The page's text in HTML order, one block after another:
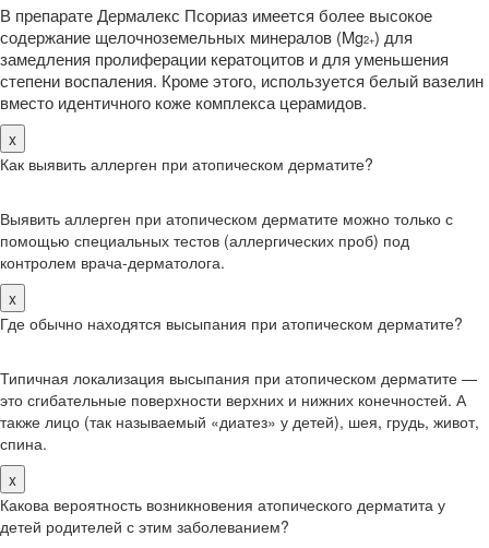
В препарате Дермалекс Псориаз имеется более высокое
содержание щелочноземельных минералов (Mg2+) для
замедления пролиферации кератоцитов и для уменьшения
степени воспаления. Кроме этого, используется белый вазелин
вместо идентичного коже комплекса церамидов.
x
Как выявить аллерген при атопическом дерматите?
Выявить аллерген при атопическом дерматите можно только с
помощью специальных тестов (аллергических проб) под
контролем врача-дерматолога.
x
Где обычно находятся высыпания при атопическом дерматите?
Типичная локализация высыпания при атопическом дерматите —
это сгибательные поверхности верхних и нижних конечностей. А
также лицо (так называемый «диатез» у детей), шея, грудь, живот,
спина.
x
Какова вероятность возникновения атопического дерматита у
детей родителей с этим заболеванием?